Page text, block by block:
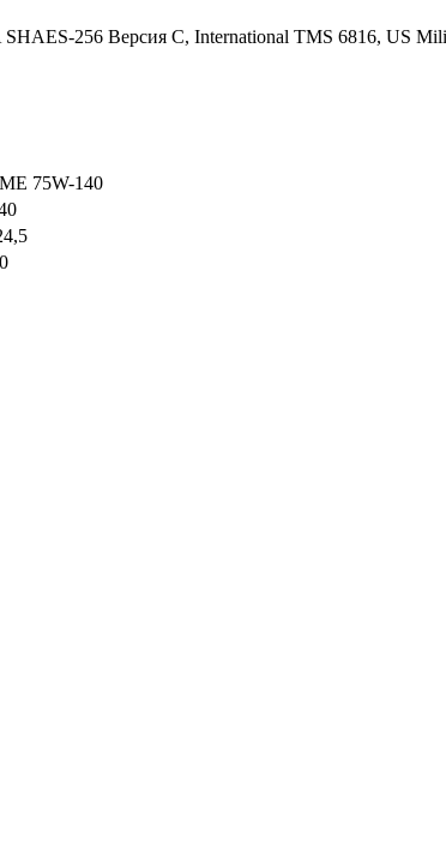
256 Версия С, International TMS 6816, US
75W-140